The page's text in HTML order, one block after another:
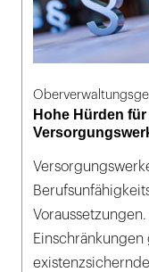
Hohe Hürden